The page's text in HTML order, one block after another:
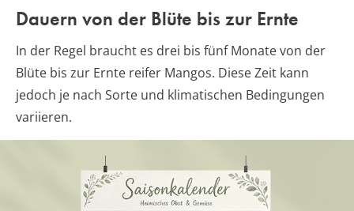
Dauern von der Blüte bis zur Ernte
In der Regel braucht es drei bis fünf Monate von der
Blüte bis zur Ernte reifer Mangos. Diese Zeit kann
jedoch je nach Sorte und klimatischen Bedingungen
variieren.